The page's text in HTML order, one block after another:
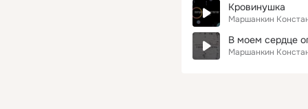
Кровинушка
Маршанкин
В моем сердце
Маршанкин